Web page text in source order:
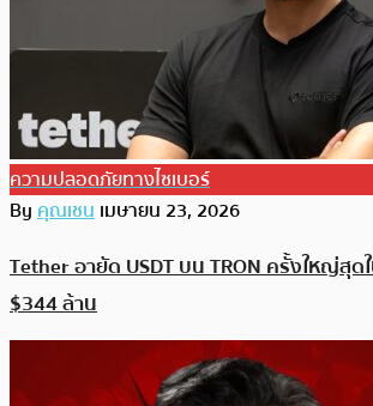
ความปลอดภัยทางไซเบอร์
Byคุณเชนเมษายน 23, 2026
Tether อายัด USDT บน TRON ครั้งใหญ่สุด
$344 ล้าน